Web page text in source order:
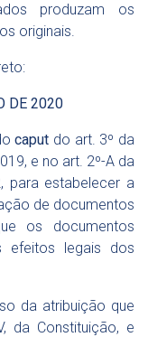
produzam os
originais.
DE 2020
caput do art. 3º da
, e no art. 2º-A da
, para estabelecer a
de documentos
os documentos
efeitos legais dos
da atribuição que
da Constituição, e